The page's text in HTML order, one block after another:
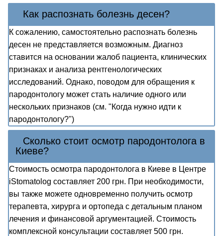
Как распознать болезнь десен?
К сожалению, самостоятельно распознать болезнь
десен не представляется возможным. Диагноз
ставится на основании жалоб пациента, клинических
признаках и анализа рентгенологических
исследований. Однако, поводом для обращения к
пародонтологу может стать наличие одного или
нескольких признаков (см. "Когда нужно идти к
пародонтологу?")
Сколько стоит осмотр пародонтолога в
Киеве?
Стоимость осмотра пародонтолога в Киеве в Центре
iStomatolog составляет 200 грн. При необходимости,
вы также можете одновременно получить осмотр
терапевта, хирурга и ортопеда с детальным планом
лечения и финансовой аргументацией. Стоимость
комплексной консультации составляет 500 грн.